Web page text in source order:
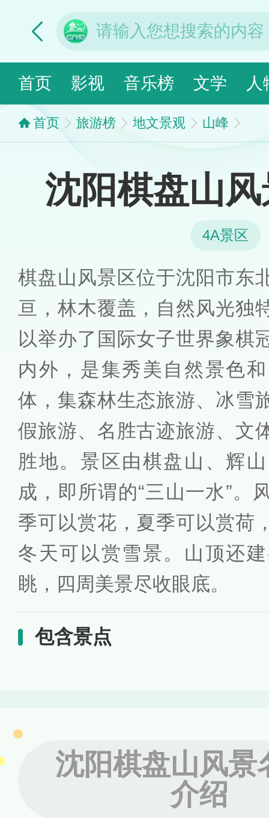
首页 影视 音乐榜 文学 人
首页 旅游榜 地文景观 山峰
沈阳棋盘山
4A景区
棋盘山风景区位于沈阳市东
亘，林木覆盖，自然风光独
以举办了国际女子世界象棋
内外，是集秀美自然景色
体，集森林生态旅游、冰雪
假旅游、名胜古迹旅游、文
胜地。景区由棋盘山、辉
成，即所谓的“三山一水”。
季可以赏花，夏季可以赏荷
冬天可以赏雪景。山顶还
眺，四周美景尽收眼底。
包含景点
沈阳棋盘山风景
介绍